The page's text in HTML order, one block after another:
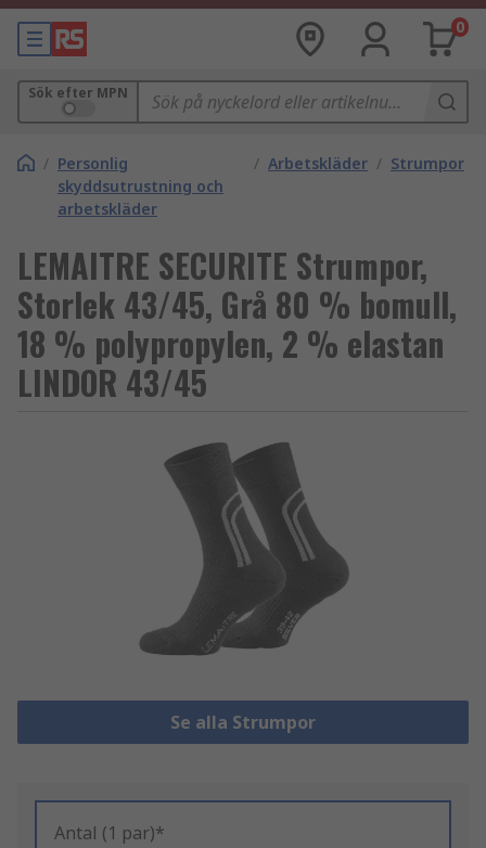
0
Sök efter MPN
/ Personlig
skyddsutrustning och
arbetskläder
/ Arbetskläder / Strumpor
LEMAITRE SECURITE Strumpor,
Storlek 43/45, Grå 80 % bomull,
18 % polypropylen, 2 % elastan
LINDOR 43/45
Se alla Strumpor
Antal (1 par)*